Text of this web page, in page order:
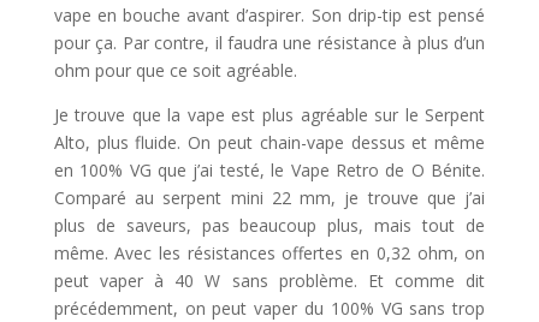
vape en bouche avant d’aspirer. Son drip-tip est pensé
pour ça. Par contre, il faudra une résistance à plus d’un
ohm pour que ce soit agréable.
Je trouve que la vape est plus agréable sur le Serpent
Alto, plus fluide. On peut chain-vape dessus et même
en 100% VG que j’ai testé, le Vape Retro de O Bénite.
Comparé au serpent mini 22 mm, je trouve que j’ai
plus de saveurs, pas beaucoup plus, mais tout de
même. Avec les résistances offertes en 0,32 ohm, on
peut vaper à 40 W sans problème. Et comme dit
précédemment, on peut vaper du 100% VG sans trop